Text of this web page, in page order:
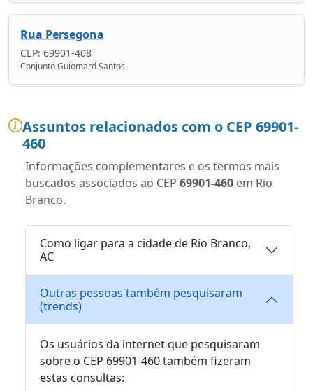
Rua Persegona
CEP: 69901-408
Conjunto Guiomard Santos
Assuntos relacionados com o CEP 69901-
460
Informações complementares e os termos mais
buscados associados ao CEP 69901-460 em Rio
Branco.
Como ligar para a cidade de Rio Branco,
AC
Outras pessoas também pesquisaram
(trends)
Os usuários da internet que pesquisaram
sobre o CEP 69901-460 também fizeram
estas consultas: